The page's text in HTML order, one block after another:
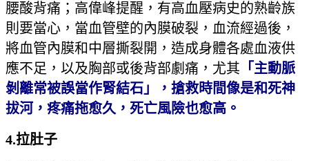
腰酸背痛；高偉峰提醒，有高血壓病史的熟齡族
則要當心，當血管壁的內膜破裂，血流經過後，
將血管內膜和中層撕裂開，造成身體各處血液供
應不足，以及胸部或後背部劇痛，尤其 「主動脈
剝離常被誤當作腎結石」，搶救時間像是和死神
拔河，疼痛拖愈久，死亡風險也愈高。
4.拉肚子